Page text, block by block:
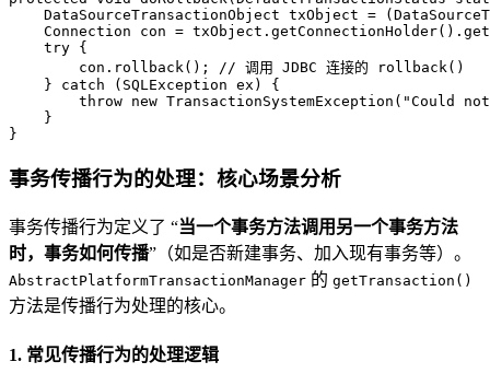
DataSourceTransactionObject txObject =
Connection
con =
try {
        con.rollback();
// 调用 JDBC 连接的 rollback()
    }
catch (SQLException ex) {
throw new TransactionSystemException ( "Could
    }
}
事务传播行为的处理：核心场景分析
事务传播行为定义了 “当一个事务方法调用另一个事务方法
时，事务如何传播”（如是否新建事务、加入现有事务等）。
AbstractPlatformTransactionManager 的 getTransaction()
方法是传播行为处理的核心。
1. 常见传播行为的处理逻辑